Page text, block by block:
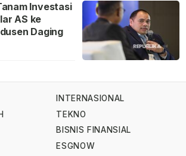
Investasi
AS ke
Daging
INTERNASIONAL
TEKNO
BISNIS FINANSIAL
ESGNOW